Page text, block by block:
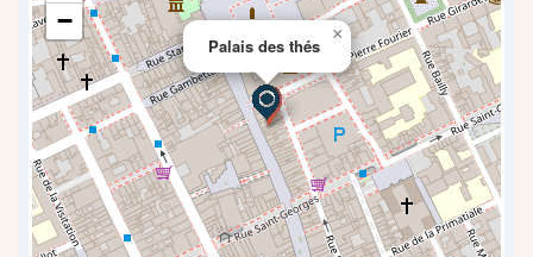
Palais des thés
×
−